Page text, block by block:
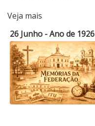
Veja mais
26 Junho - Ano de 1926